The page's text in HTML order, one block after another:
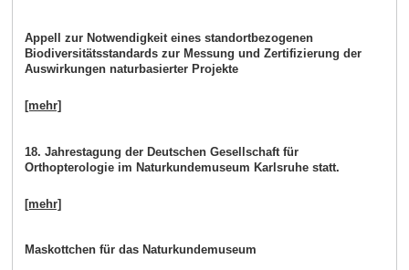
Appell zur Notwendigkeit eines standortbezogenen
Biodiversitätsstandards zur Messung und Zertifizierung der
Auswirkungen naturbasierter Projekte
[mehr]
18. Jahrestagung der Deutschen Gesellschaft für
Orthopterologie im Naturkundemuseum Karlsruhe statt.
[mehr]
Maskottchen für das Naturkundemuseum